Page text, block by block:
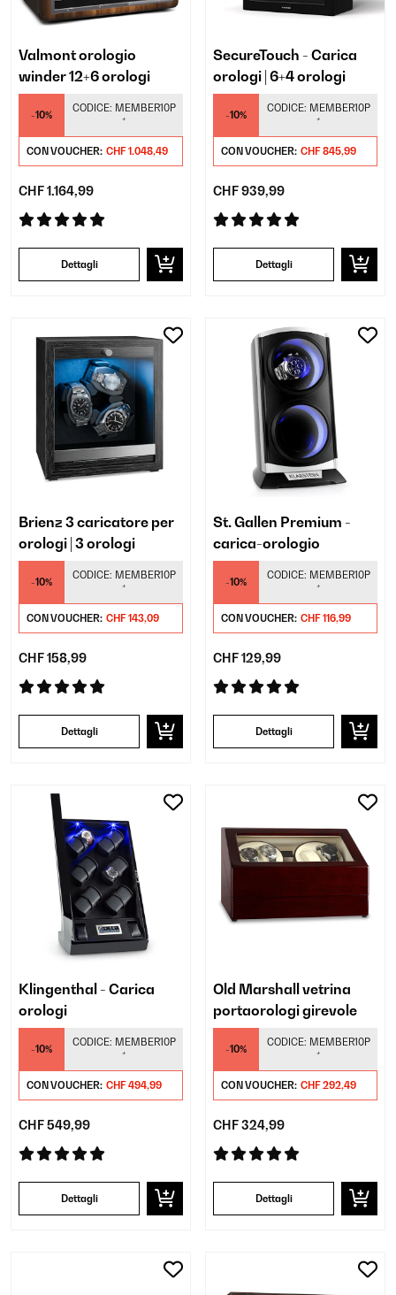
Valmont orologio
winder 12+6 orologi
-10%
CODICE: MEMBER10P
*
CON VOUCHER: CHF 1.048,49
CHF 1.164,99
Dettagli
SecureTouch - Carica
orologi | 6+4 orologi
-10%
CODICE: MEMBER10P
*
CON VOUCHER: CHF 845,99
CHF 939,99
Dettagli
Brienz 3 caricatore per
orologi | 3 orologi
-10%
CODICE: MEMBER10P
*
CON VOUCHER: CHF 143,09
CHF 158,99
Dettagli
St. Gallen Premium -
carica-orologio
-10%
CODICE: MEMBER10P
*
CON VOUCHER: CHF 116,99
CHF 129,99
Dettagli
Klingenthal - Carica
orologi
-10%
CODICE: MEMBER10P
*
CON VOUCHER: CHF 494,99
CHF 549,99
Dettagli
Old Marshall vetrina
portaorologi girevole
-10%
CODICE: MEMBER10P
*
CON VOUCHER: CHF 292,49
CHF 324,99
Dettagli